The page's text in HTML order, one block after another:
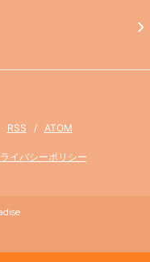
RSS / ATOM
イバシーポリシー